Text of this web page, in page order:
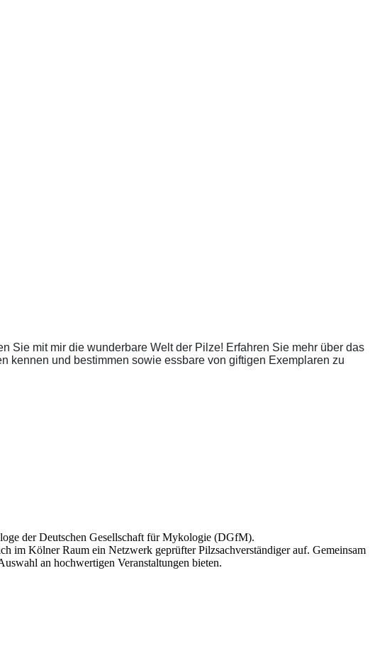
Sie mit mir die wunderbare Welt der Pilze! Erfahren Sie mehr über das
kennen und bestimmen sowie essbare von giftigen Exemplaren zu
der Deutschen Gesellschaft für Mykologie (DGfM).
im Kölner Raum ein Netzwerk geprüfter Pilzsachverständiger auf. Gemeinsam
an hochwertigen Veranstaltungen bieten.